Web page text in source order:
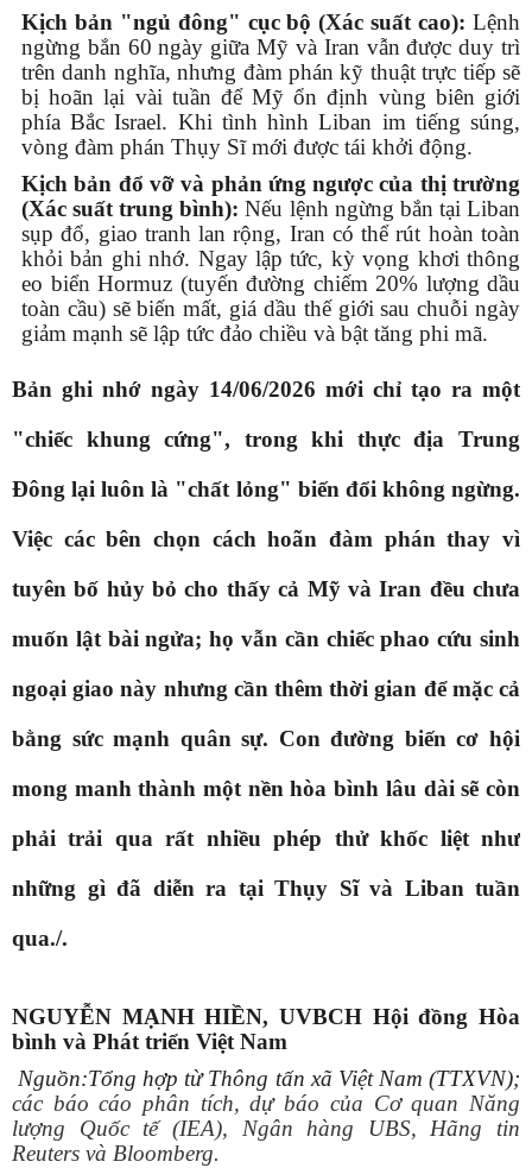
Kịch bản "ngủ đông" cục bộ (Xác suất cao): Lệnh
ngừng bắn 60 ngày giữa Mỹ và Iran vẫn được duy trì
trên danh nghĩa, nhưng đàm phán kỹ thuật trực tiếp sẽ
bị hoãn lại vài tuần để Mỹ ổn định vùng biên giới
phía Bắc Israel. Khi tình hình Liban im tiếng súng,
vòng đàm phán Thụy Sĩ mới được tái khởi động.
Kịch bản đổ vỡ và phản ứng ngược của thị trường
(Xác suất trung bình): Nếu lệnh ngừng bắn tại Liban
sụp đổ, giao tranh lan rộng, Iran có thể rút hoàn toàn
khỏi bản ghi nhớ. Ngay lập tức, kỳ vọng khơi thông
eo biển Hormuz (tuyến đường chiếm 20% lượng dầu
toàn cầu) sẽ biến mất, giá dầu thế giới sau chuỗi ngày
giảm mạnh sẽ lập tức đảo chiều và bật tăng phi mã.
Bản ghi nhớ ngày 14/06/2026 mới chỉ tạo ra một
"chiếc khung cứng", trong khi thực địa Trung
Đông lại luôn là "chất lỏng" biến đổi không ngừng.
Việc các bên chọn cách hoãn đàm phán thay vì
tuyên bố hủy bỏ cho thấy cả Mỹ và Iran đều chưa
muốn lật bài ngửa; họ vẫn cần chiếc phao cứu sinh
ngoại giao này nhưng cần thêm thời gian để mặc cả
bằng sức mạnh quân sự. Con đường biến cơ hội
mong manh thành một nền hòa bình lâu dài sẽ còn
phải trải qua rất nhiều phép thử khốc liệt như
những gì đã diễn ra tại Thụy Sĩ và Liban tuần
qua./.
NGUYỄN MẠNH HIỀN, UVBCH Hội đồng Hòa
bình và Phát triển Việt Nam
Nguồn:Tổng hợp từ Thông tấn xã Việt Nam (TTXVN);
các báo cáo phân tích, dự báo của Cơ quan Năng
lượng Quốc tế (IEA), Ngân hàng UBS, Hãng tin
Reuters và Bloomberg.